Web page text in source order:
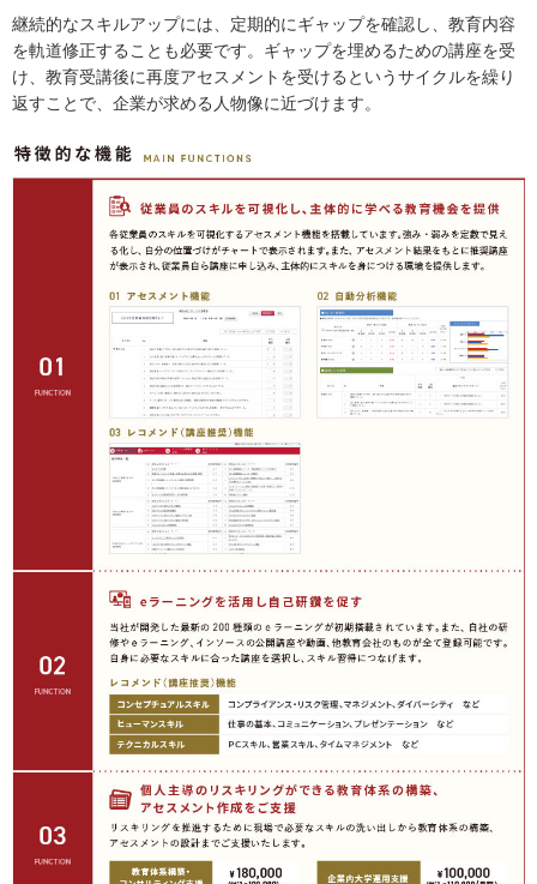
継続的なスキルアップには、定期的にギャップを確認し、教育内容
を軌道修正することも必要です。ギャップを埋めるための講座を受
け、教育受講後に再度アセスメントを受けるというサイクルを繰り
返すことで、企業が求める人物像に近づけます。